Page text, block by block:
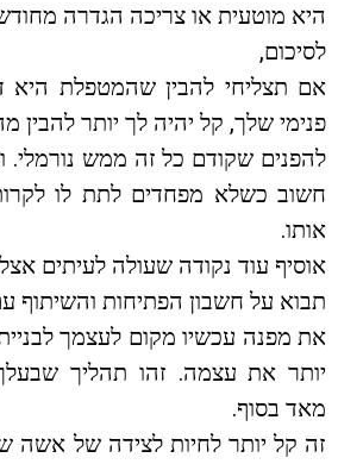
היא מוטעית או צריכה הגדרה
לסיכום,
אם תצליחי להבין שהמטפלת היא
פנימי שלך, קל יהיה לך יותר להבין
להפנים שקודם כל זה ממש נורמלי.
חשוב כשלא מפחדים לתת לו
אותו.
אוסיף עוד נקודה שעולה לעיתים
תבוא על חשבון הפתיחות והשיתוף
את מפנה עכשיו מקום לעצמך
יותר את עצמה. זהו תהליך
מאד בסוף.
זה קל יותר לחיות לצידה של אשה